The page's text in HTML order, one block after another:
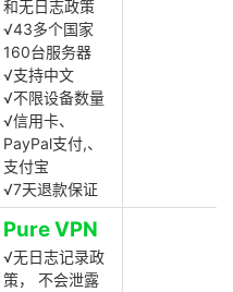
和无日志政策
√43多个国家
160台服务器
√支持中文
√不限设备数量
√信用卡、
PayPal支付,、
支付宝
√7天退款保证
Pure VPN
√无日志记录政
策， 不会泄露